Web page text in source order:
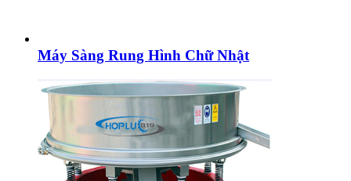
Máy Sàng Rung Hình Chữ Nhật